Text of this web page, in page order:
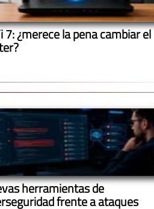
7: ¿merece la pena cambiar el
herramientas de
frente a ataques